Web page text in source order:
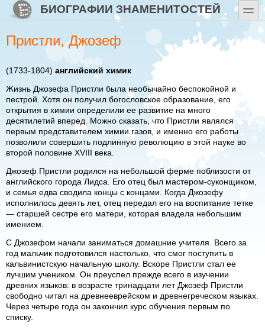
Перейти к основному содержанию
Skip to searchБИОГРАФИИ ЗНАМЕНИТОСТЕЙ toggle
Пристли, Джозеф
(1733-1804) английский химик
Жизнь Джозефа Пристли была необычайно беспокойной и
пестрой. Хотя он получил богословское образование, его
открытия в химии определили ее развитие на много
десятилетий вперед. Можно сказать, что Пристли являлся
первым представителем химии газов, и именно его работы
позволили совершить подлинную революцию в этой науке во
второй половине XVIII века.
Джозеф Пристли родился на небольшой ферме поблизости от
английского города Лидса. Его отец был мастером-суконщиком,
и семья едва сводила концы с концами. Когда Джозефу
исполнилось девять лет, отец передал его на воспитание тетке
— старшей сестре его матери, которая владела небольшим
имением.
С Джозефом начали заниматься домашние учителя. Всего за
год мальчик подготовился настолько, что смог поступить в
кальвинистскую начальную школу. Вскоре Пристли стал ее
лучшим учеником. Он преуспел прежде всего в изучении
древних языков: в возрасте тринадцати лет Джозеф Пристли
свободно читал на древнееврейском и древнегреческом языках.
Через четыре года он закончил курс обучения первым по
списку.